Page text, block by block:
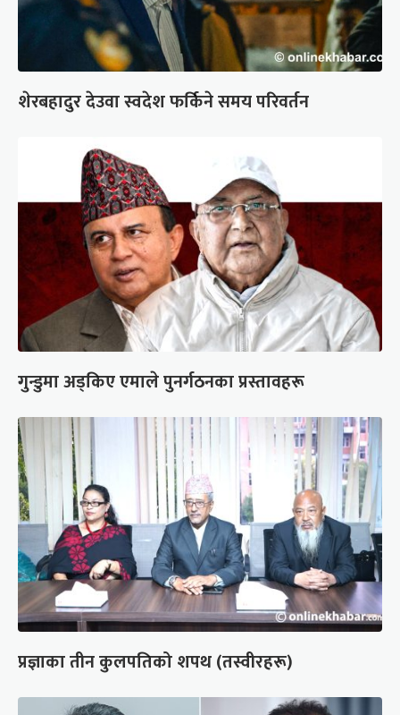
शेरबहादुर देउवा स्वदेश फर्किने समय परिवर्तन
गुन्डुमा अड्किए एमाले पुनर्गठनका प्रस्तावहरू
प्रज्ञाका तीन कुलपतिको शपथ (तस्वीरहरू)